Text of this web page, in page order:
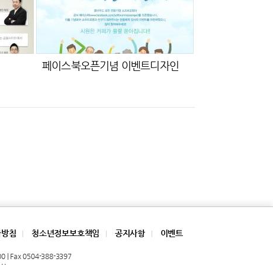
페이스북오픈기념 이벤트디자인
침 청소년정보보호책임 공지사항 이벤트
| Fax 0504-388-3397